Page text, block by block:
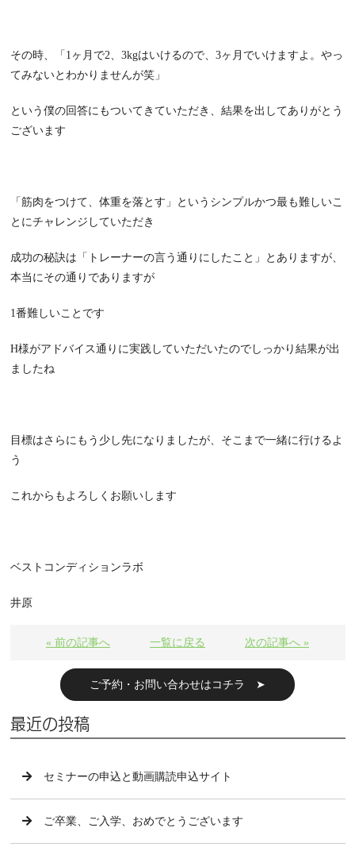
その時、「1ヶ月で2、3kgはいけるので、3ヶ月でいけますよ。やっ
てみないとわかりませんが笑」
という僕の回答にもついてきていただき、結果を出してありがとう
ございます
「筋肉をつけて、体重を落とす」というシンプルかつ最も難しいこ
とにチャレンジしていただき
成功の秘訣は「トレーナーの言う通りにしたこと」とありますが、
本当にその通りでありますが
1番難しいことです
H様がアドバイス通りに実践していただいたのでしっかり結果が出
ましたね
目標はさらにもう少し先になりましたが、そこまで一緒に行けるよ
う
これからもよろしくお願いします
ベストコンディションラボ
井原
« 前の記事へ 一覧に戻る 次の記事へ »
ご予約・お問い合わせはコチラ ➤
最近の投稿
セミナーの申込と動画購読申込サイト
ご卒業、ご入学、おめでとうございます